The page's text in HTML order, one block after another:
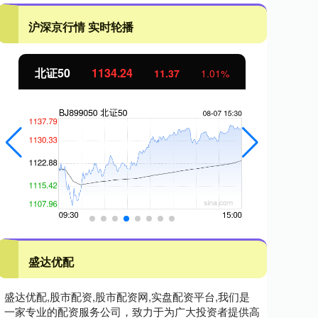
沪深京行情 实时轮播
北证50 1134.24 11.37 1.01%
盛达优配
盛达优配,股市配资,股市配资网,实盘配资平台,我们是
一家专业的配资服务公司，致力于为广大投资者提供高